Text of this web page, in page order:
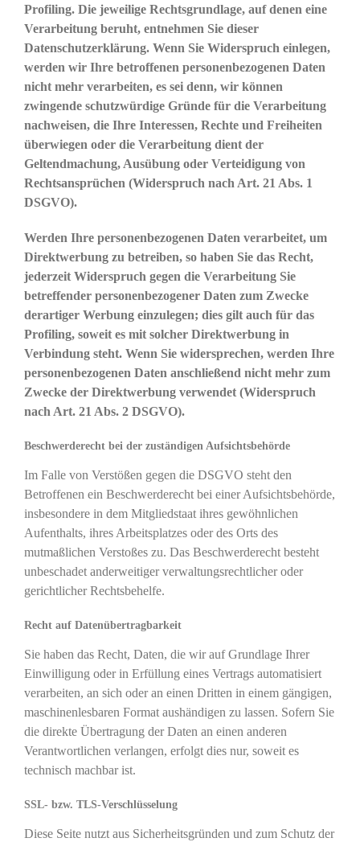
Profiling. Die jeweilige Rechtsgrundlage, auf denen eine
Verarbeitung beruht, entnehmen Sie dieser
Datenschutzerklärung. Wenn Sie Widerspruch einlegen,
werden wir Ihre betroffenen personenbezogenen Daten
nicht mehr verarbeiten, es sei denn, wir können
zwingende schutzwürdige Gründe für die Verarbeitung
nachweisen, die Ihre Interessen, Rechte und Freiheiten
überwiegen oder die Verarbeitung dient der
Geltendmachung, Ausübung oder Verteidigung von
Rechtsansprüchen (Widerspruch nach Art. 21 Abs. 1
DSGVO).
Werden Ihre personenbezogenen Daten verarbeitet, um
Direktwerbung zu betreiben, so haben Sie das Recht,
jederzeit Widerspruch gegen die Verarbeitung Sie
betreffender personenbezogener Daten zum Zwecke
derartiger Werbung einzulegen; dies gilt auch für das
Profiling, soweit es mit solcher Direktwerbung in
Verbindung steht. Wenn Sie widersprechen, werden Ihre
personenbezogenen Daten anschließend nicht mehr zum
Zwecke der Direktwerbung verwendet (Widerspruch
nach Art. 21 Abs. 2 DSGVO).
Beschwerderecht bei der zuständigen Aufsichtsbehörde
Im Falle von Verstößen gegen die DSGVO steht den
Betroffenen ein Beschwerderecht bei einer Aufsichtsbehörde,
insbesondere in dem Mitgliedstaat ihres gewöhnlichen
Aufenthalts, ihres Arbeitsplatzes oder des Orts des
mutmaßlichen Verstoßes zu. Das Beschwerderecht besteht
unbeschadet anderweitiger verwaltungsrechtlicher oder
gerichtlicher Rechtsbehelfe.
Recht auf Datenübertragbarkeit
Sie haben das Recht, Daten, die wir auf Grundlage Ihrer
Einwilligung oder in Erfüllung eines Vertrags automatisiert
verarbeiten, an sich oder an einen Dritten in einem gängigen,
maschinenlesbaren Format aushändigen zu lassen. Sofern Sie
die direkte Übertragung der Daten an einen anderen
Verantwortlichen verlangen, erfolgt dies nur, soweit es
technisch machbar ist.
SSL- bzw. TLS-Verschlüsselung
Diese Seite nutzt aus Sicherheitsgründen und zum Schutz der